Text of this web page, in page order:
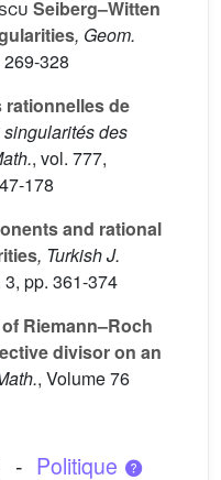
Seiberg–Witten
, Geom.
328
de
des
, vol. 777,
178
and rational
, Turkish J.
3, pp. 361-374
Riemann–Roch
divisor on an
, Volume 76
- Politique